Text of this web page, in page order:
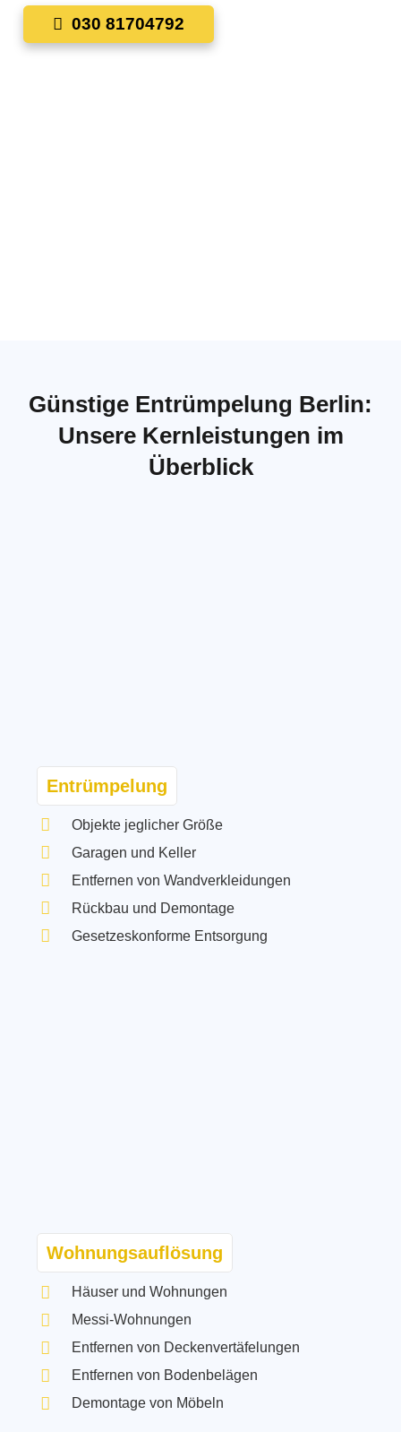
030 81704792
Günstige Entrümpelung Berlin:
Unsere Kernleistungen im
Überblick
Entrümpelung
Objekte jeglicher Größe
Garagen und Keller
Entfernen von Wandverkleidungen
Rückbau und Demontage
Gesetzeskonforme Entsorgung
Wohnungsauflösung
Häuser und Wohnungen
Messi-Wohnungen
Entfernen von Deckenvertäfelungen
Entfernen von Bodenbelägen
Demontage von Möbeln